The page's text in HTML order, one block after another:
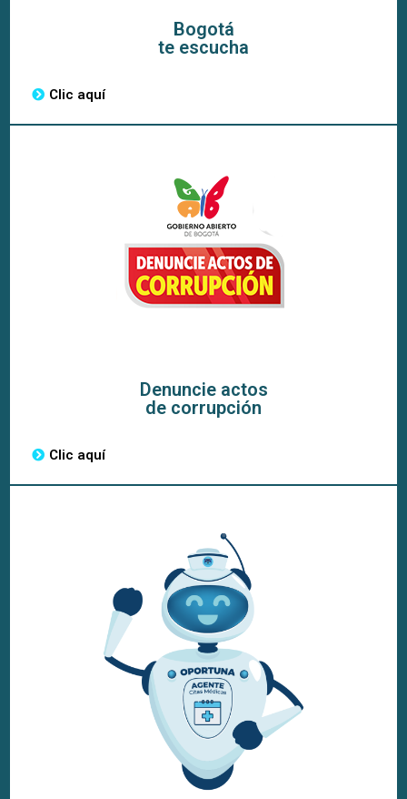
Bogotá
te escucha
Clic aquí
Denuncie actos
de corrupción
Clic aquí